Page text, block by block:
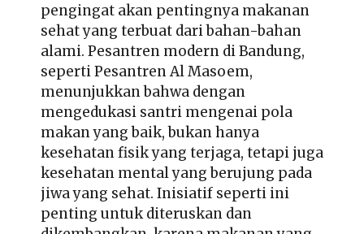
pengingat akan pentingnya makanan
sehat yang terbuat dari bahan-bahan
alami. Pesantren modern di Bandung,
seperti Pesantren Al Masoem,
menunjukkan bahwa dengan
mengedukasi santri mengenai pola
makan yang baik, bukan hanya
kesehatan fisik yang terjaga, tetapi juga
kesehatan mental yang berujung pada
jiwa yang sehat. Inisiatif seperti ini
penting untuk diteruskan dan